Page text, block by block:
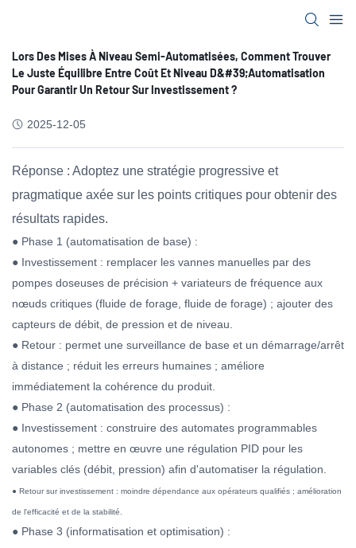
Lors Des Mises À Niveau Semi-Automatisées, Comment Trouver
Le Juste Équilibre Entre Coût Et Niveau D&#39;automatisation
Pour Garantir Un Retour Sur Investissement ?
2025-12-05
Réponse : Adoptez une stratégie progressive et
pragmatique axée sur les points critiques pour obtenir des
résultats rapides.
● Phase 1 (automatisation de base) :
● Investissement : remplacer les vannes manuelles par des
pompes doseuses de précision + variateurs de fréquence aux
nœuds critiques (fluide de forage, fluide de forage) ; ajouter des
capteurs de débit, de pression et de niveau.
● Retour : permet une surveillance de base et un démarrage/arrêt
à distance ; réduit les erreurs humaines ; améliore
immédiatement la cohérence du produit.
● Phase 2 (automatisation des processus) :
● Investissement : construire des automates programmables
autonomes ; mettre en œuvre une régulation PID pour les
variables clés (débit, pression) afin d'automatiser la régulation.
● Retour sur investissement : moindre dépendance aux opérateurs qualifiés ; amélioration
de l'efficacité et de la stabilité.
● Phase 3 (informatisation et optimisation) :